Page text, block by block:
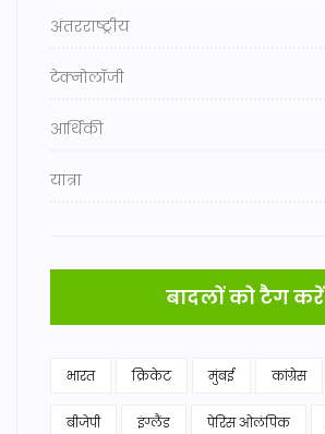
अंतरराष्ट्रीय
टेक्नोलॉजी
आर्थिकी
यात्रा
बादलों को टैग करें
भारत क्रिकेट मुंबई कांग्रेस
बीजेपी इंग्लैंड पेरिस ओलंपिक